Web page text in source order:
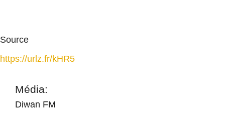
Source
https://urlz.fr/kHR5
Média:
Diwan FM